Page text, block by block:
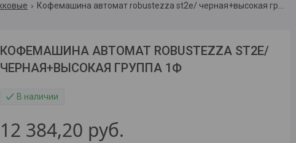
Кофемашина автомат robustezza st2e/ черная+высокая группа 1ф
КОФЕМАШИНА АВТОМАТ ROBUSTEZZA ST2E/
ЧЕРНАЯ+ВЫСОКАЯ ГРУППА 1Ф
В наличии
12 384,20 руб.